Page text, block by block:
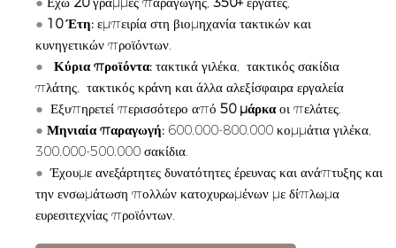
● 10 Έτη: εμπειρία στη βιομηχανία τακτικών και
κυνηγετικών προϊόντων.
●
Κύρια προϊόντα: τακτικά γιλέκα, τακτικός σακίδια
πλάτης, τακτικός κράνη και άλλα αλεξίσφαιρα εργαλεία
● Εξυπηρετεί περισσότερο από 50 μάρκαοι πελάτες.
● Μηνιαία παραγωγή: 600.000-800.000 κομμάτια γιλέκα,
300.000-500.000 σακίδια.
● Έχουμε ανεξάρτητες δυνατότητες έρευνας και ανάπτυξης και
την ενσωμάτωση πολλών κατοχυρωμένων με δίπλωμα
ευρεσιτεχνίας προϊόντων.